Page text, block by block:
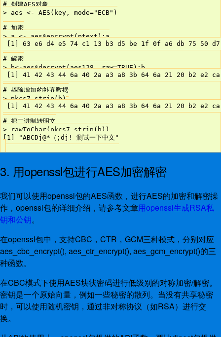
# 创建AES对象
> aes <- AES(key, mode="ECB")
# 加密
> a <- aes$encrypt(ptext);a
[1] 63 e6 d4 e5 74 c1 13 b3 d5 be 1f 0f a6 db 75 50
# 解密
> b<-aes$decrypt(aes128, raw=TRUE);b
[1] 41 42 43 44 6a 40 2a a3 a8 3b 64 6a 21 20 b2 e2
# 移除增加的补齐数据
> pkcs7_strip(b)
[1] 41 42 43 44 6a 40 2a a3 a8 3b 64 6a 21 20 b2 e2
# 把二进制转明文
> rawToChar(pkcs7_strip(b))
[1] "ABCDj@*（;dj! 测试一下中文"
3. 用openssl包进行AES加密解密
我们可以使用openssl包的AES函数，进行AES的加密和解密操
作，openssl包的详细介绍，请参考文章用openssl生成RSA私
钥和公钥。
在openssl包中，支持CBC，CTR，GCM三种模式，分别对应
aes_cbc_encrypt(), aes_ctr_encrypt(), aes_gcm_encrypt()的三
种函数。
在CBC模式下使用AES块状密码进行低级别的对称加密/解密。
密钥是一个原始向量，例如一些秘密的散列。当没有共享秘密
时，可以使用随机密钥，通过非对称协议（如RSA）进行交
换。